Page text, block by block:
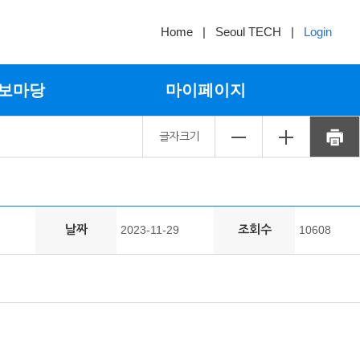
Home | Seoul TECH | Login
마당 마이페이지
글자크기
날짜 2023-11-29 조회수 10608